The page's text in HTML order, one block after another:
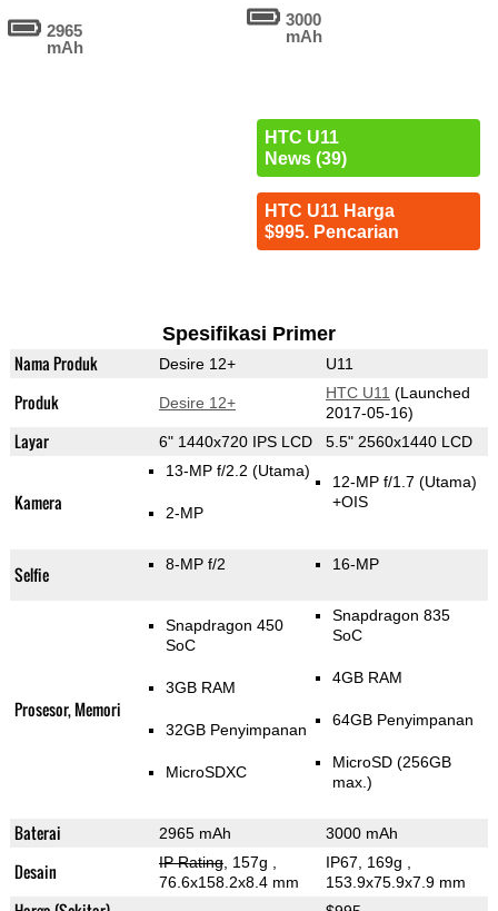
2965
mAh
3000
mAh
HTC U11
News (39)
HTC U11 Harga
$995. Pencarian
Spesifikasi Primer
Nama Produk Desire 12+ U11
Produk Desire 12+
HTC U11 (Launched
2017-05-16)
Layar 6" 1440x720 IPS LCD 5.5" 2560x1440 LCD
Kamera
13-MP f/2.2 (Utama)
2-MP
12-MP f/1.7 (Utama)
+OIS
Selfie 8-MP f/2 16-MP
Prosesor, Memori
Snapdragon 450
SoC
3GB RAM
32GB Penyimpanan
MicroSDXC
Snapdragon 835
SoC
4GB RAM
64GB Penyimpanan
MicroSD (256GB
max.)
Baterai 2965 mAh 3000 mAh
Desain IP Rating, 157g
76.6x158.2x8.4 mm
IP67, 169g
153.9x75.9x7.9 mm